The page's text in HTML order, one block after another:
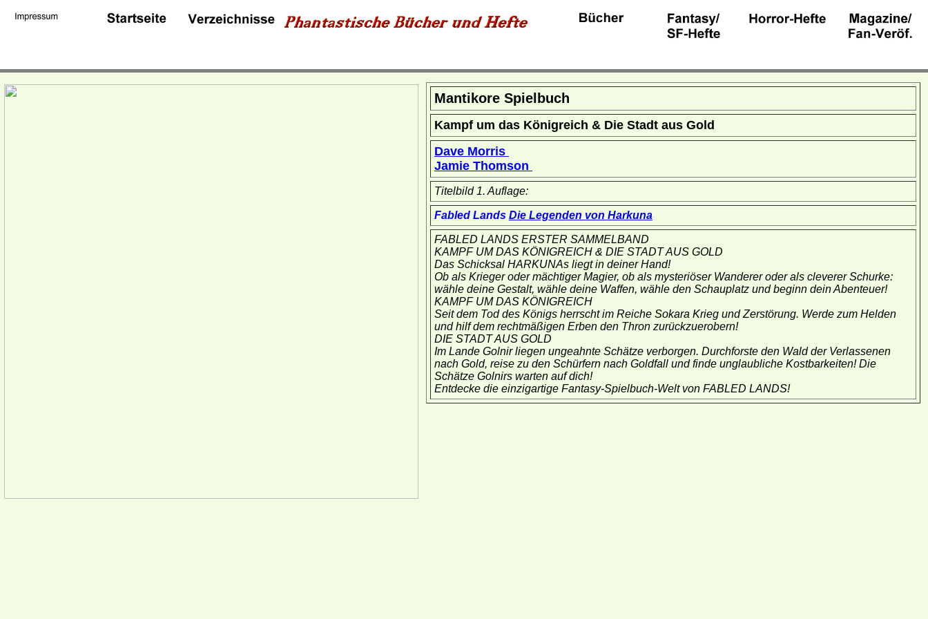
Mantikore Spielbuch
Kampf um das Königreich & Die Stadt aus Gold
Dave Morris
Jamie Thomson
Titelbild 1. Auflage:
Fabled Lands Die Legenden von Harkuna
FABLED LANDS ERSTER SAMMELBAND
KAMPF UM DAS KÖNIGREICH & DIE STADT AUS GOLD
Das Schicksal HARKUNAs liegt in deiner Hand!
Ob als Krieger oder mächtiger Magier, ob als mysteriöser Wanderer oder als cleverer Schurke:
wähle deine Gestalt, wähle deine Waffen, wähle den Schauplatz und beginn dein Abenteuer!
KAMPF UM DAS KÖNIGREICH
Seit dem Tod des Königs herrscht im Reiche Sokara Krieg und Zerstörung. Werde zum Helden
und hilf dem rechtmäßigen Erben den Thron zurückzuerobern!
DIE STADT AUS GOLD
Im Lande Golnir liegen ungeahnte Schätze verborgen. Durchforste den Wald der Verlassenen
nach Gold, reise zu den Schürfern nach Goldfall und finde unglaubliche Kostbarkeiten! Die
Schätze Golnirs warten auf dich!
Entdecke die einzigartige Fantasy-Spielbuch-Welt von FABLED LANDS!